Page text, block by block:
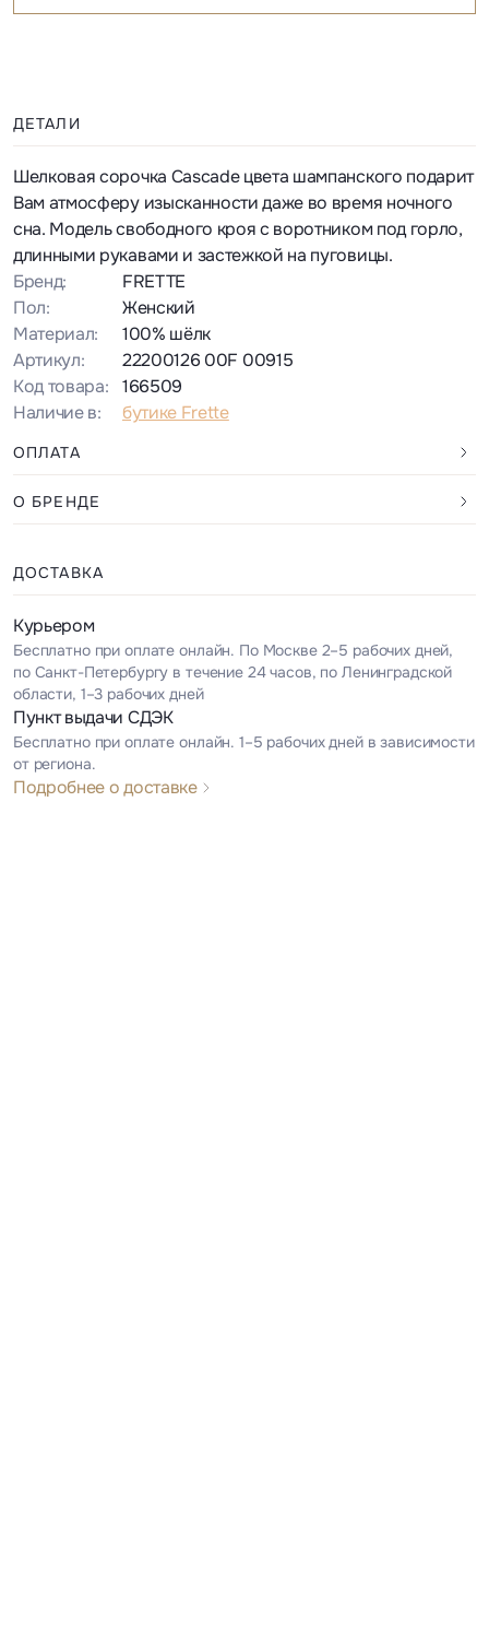
ДЕТАЛИ
Шелковая сорочка Cascade цвета шампанского подарит
Вам атмосферу изысканности даже во время ночного
сна. Модель свободного кроя с воротником под горло,
длинными рукавами и застежкой на пуговицы.
Бренд:
FRETTE
Пол:
Женский
Материал:
100% шёлк
Артикул:
22200126 00F 00915
Код товара:
166509
Наличие в:
бутике Frette
ОПЛАТА
О БРЕНДЕ
ДОСТАВКА
Курьером
Бесплатно при оплате онлайн. По Москве 2–5 рабочих дней,
по Санкт-Петербургу в течение 24 часов, по Ленинградской
области, 1–3 рабочих дней
Пункт выдачи СДЭК
Бесплатно при оплате онлайн. 1–5 рабочих дней в зависимости
от региона.
Подробнее о доставке